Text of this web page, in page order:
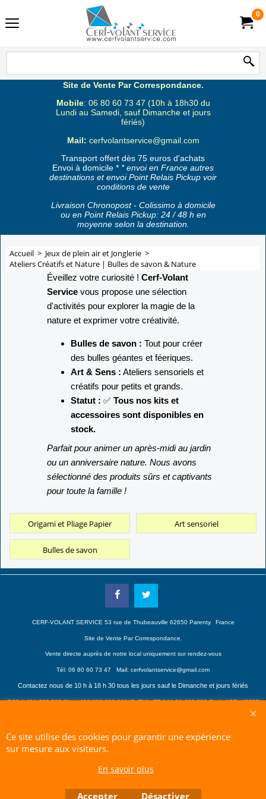
0
Site de Vente Par Correspondance.
Mobile: 06 80 60 73 47 (10h à 18h30 du
Lundi au Samedi, sauf Dimanche et jours
fériés)
Mail: cerfvolantservice@gmail.com
Transport offert dès 75 euros d'achats
Envoi à domicile * * envoi en France autres
destinations et envoi Point Relais Pickup voir
conditions de vente
Livraison Chronopost - Colissimo à domicile
ou en Point Relais Pickup: 24 / 48 h en
moyenne selon la destination.
Accueil > Jeux de plein air et Jonglerie >
Ateliers Créatifs et Nature | Bulles de savon & Nature
Éveillez votre curiosité ! Cerf-Volant
Service vous propose une sélection
d'activités pour explorer la magie de la
nature et exprimer votre créativité.
Bulles de savon : Tout pour créer
des bulles géantes et féeriques.
Art & Sens : Ateliers sensoriels et
créatifs pour petits et grands.
Statut : ✅Tous nos kits et
accessoires sont disponibles en
stock.
Parfait pour animer un après-midi au jardin
ou un anniversaire nature. Nous avons
sélectionné des produits sûrs et captivants
pour toute la famille !
Origami et Pliage Papier Art sensoriel
Bulles de savon
CERF-VOLANT SERVICE 53 rue de Thubeauville 62650 Parenty. France
Site de Vente Par Correspondance.
Vente directe auprès de notre local uniquement sur rendez-vous
Tél: 06 80 60 73 47 Mail: cerfvolantservice@gmail.com
Contactez nous de 10 h à 18 h 30 tous les jours sauf le Dimanche et jours fériés
RCS A 401 633 383 Siret: 401 633 383 00047TVA: FR 144 01 633 383 Code APE: 4765Z
Boutique en ligne créés avec le logiciel eCommerce ShopFactory
Ce site utilise des cookies pour garantir une expérience
sur mesure aux visiteurs.
En savoir plus
Accepter Désactiver